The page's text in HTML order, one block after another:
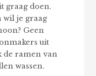
graag doen.
wil je graag
Geen
uit
de ramen van
wassen.